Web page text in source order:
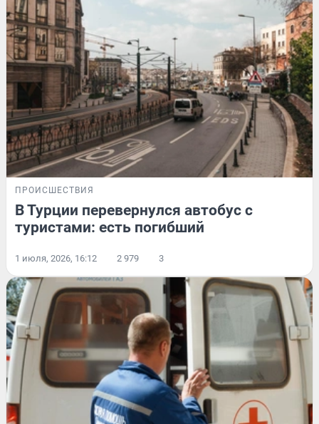
ПРОИСШЕСТВИЯ
В Турции перевернулся автобус с
туристами: есть погибший
1 июля, 2026, 16:12 2 979 3